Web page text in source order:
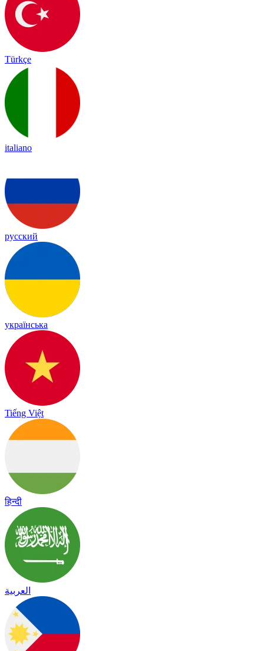
Türkçe
italiano
русский
українська
Tiếng Việt
हिन्दी
العربية